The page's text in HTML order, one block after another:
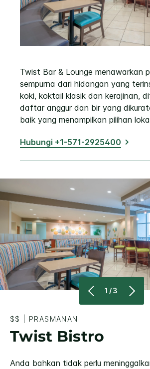
Twist Bar & Lounge menawarkan
sempurna dari hidangan yang
koki, koktail klasik dan kerajinan,
daftar anggur dan bir yang
baik yang menampilkan pilihan
Hubungi +1-571-2925400
1/3
$$ PRASMANAN
Twist Bistro
Anda bahkan tidak perlu